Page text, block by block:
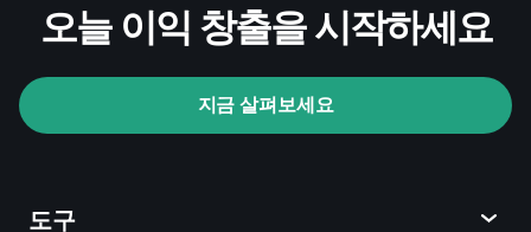
Playtrade Tournaments
추천 브로커
오늘 이익 창출을 시작하세요
지금 살펴보세요
도구